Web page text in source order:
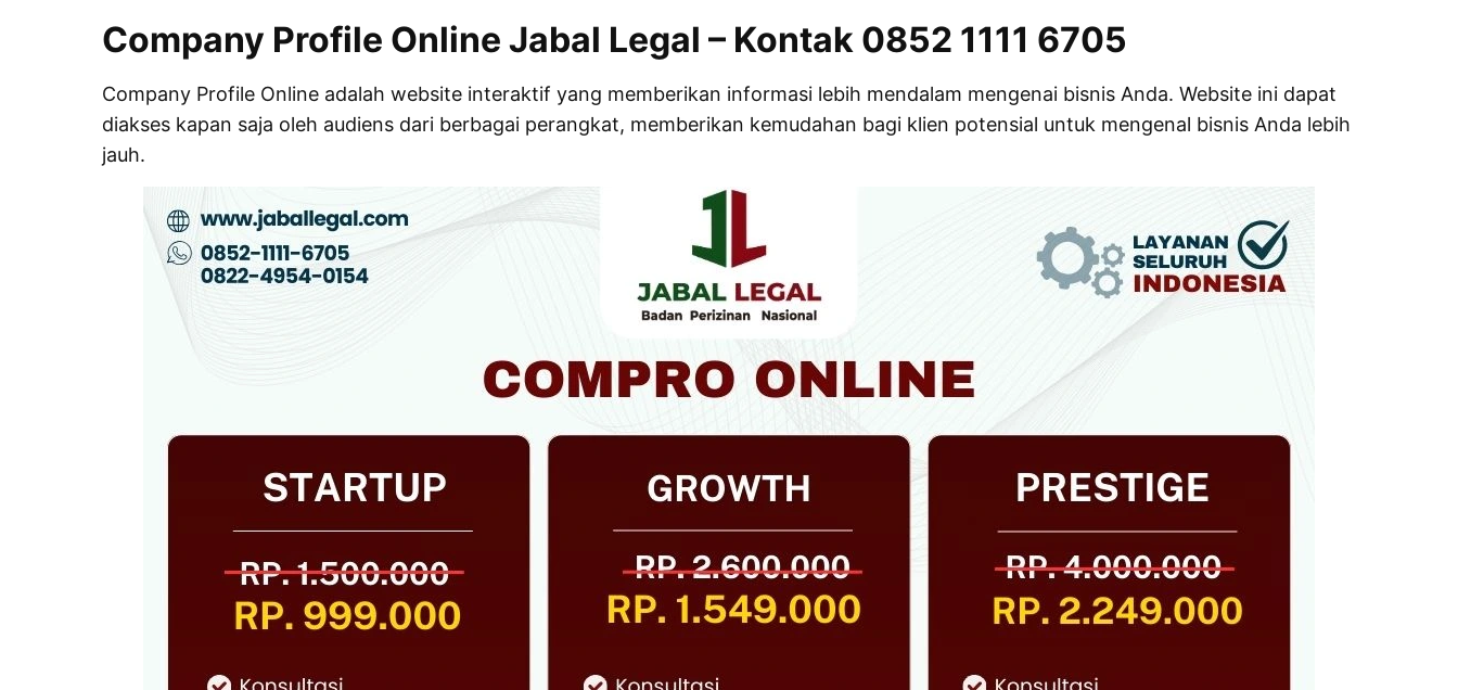
Company Profile Online Jabal Legal – Kontak 0852 1111 6705
Company Profile Online adalah website interaktif yang memberikan informasi lebih mendalam mengenai bisnis Anda. Website ini dapat
diakses kapan saja oleh audiens dari berbagai perangkat, memberikan kemudahan bagi klien potensial untuk mengenal bisnis Anda lebih
jauh.